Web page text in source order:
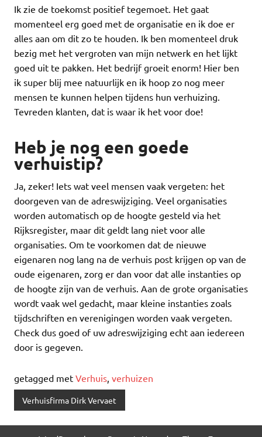
Ik zie de toekomst positief tegemoet. Het gaat
momenteel erg goed met de organisatie en ik doe er
alles aan om dit zo te houden. Ik ben momenteel druk
bezig met het vergroten van mijn netwerk en het lijkt
goed uit te pakken. Het bedrijf groeit enorm! Hier ben
ik super blij mee natuurlijk en ik hoop zo nog meer
mensen te kunnen helpen tijdens hun verhuizing.
Tevreden klanten, dat is waar ik het voor doe!
Heb je nog een goede
verhuistip?
Ja, zeker! Iets wat veel mensen vaak vergeten: het
doorgeven van de adreswijziging. Veel organisaties
worden automatisch op de hoogte gesteld via het
Rijksregister, maar dit geldt lang niet voor alle
organisaties. Om te voorkomen dat de nieuwe
eigenaren nog lang na de verhuis post krijgen op van de
oude eigenaren, zorg er dan voor dat alle instanties op
de hoogte zijn van de verhuis. Aan de grote organisaties
wordt vaak wel gedacht, maar kleine instanties zoals
tijdschriften en verenigingen worden vaak vergeten.
Check dus goed of uw adreswijziging echt aan iedereen
door is gegeven.
getagged met Verhuis, verhuizen
Verhuisfirma Dirk Vervaet